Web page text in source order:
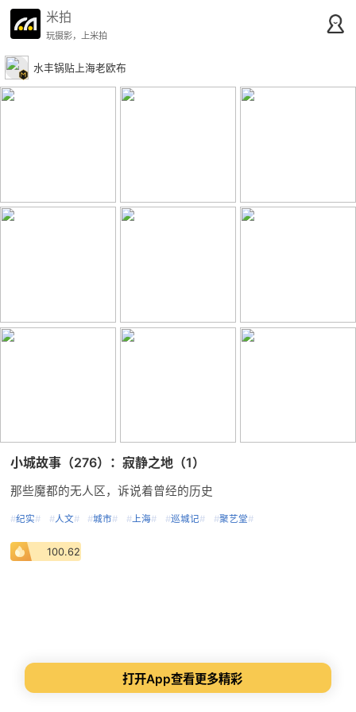
米拍
玩摄影，上米拍
水丰锅贴上海老欧布
小城故事（276）：寂静之地（1）
那些魔都的无人区，诉说着曾经的历史
#纪实# #人文# #城市# #上海# #巡城记# #聚艺堂#
100.62
打开App查看更多精彩